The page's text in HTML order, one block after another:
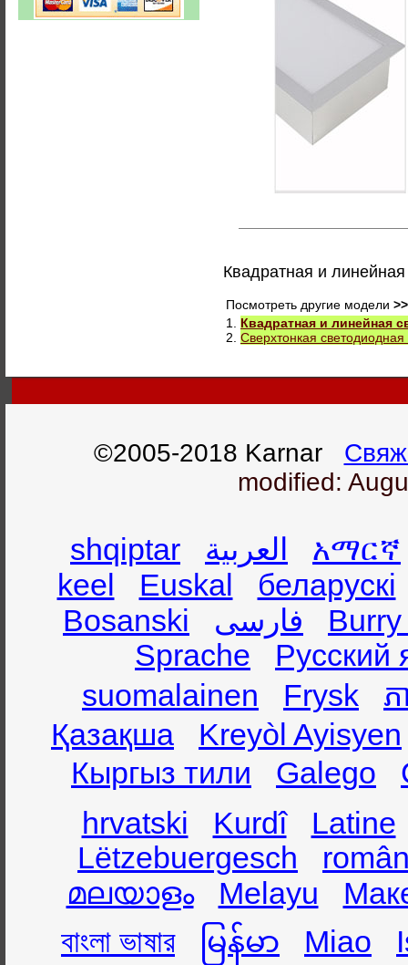
Квадратная и
Посмотреть другие модели >>
1. Квадратная и линейная
2. Сверхтонкая
©2005-2018 Karnar
modified:
shqiptar العربية
አማርኛ
keel
Euskal
беларускі
Bosanski
فارسی
Sprache
Русский
suomalainen
Frysk
ភ
Қазақша
Kreyòl Ayisyen
Кыргыз тили
Galego
hrvatski
Kurdî
Latine
Lëtzebuergesch
മലയാളം
Melayu
বাংলা ভাষার
မြန်မာ Miao